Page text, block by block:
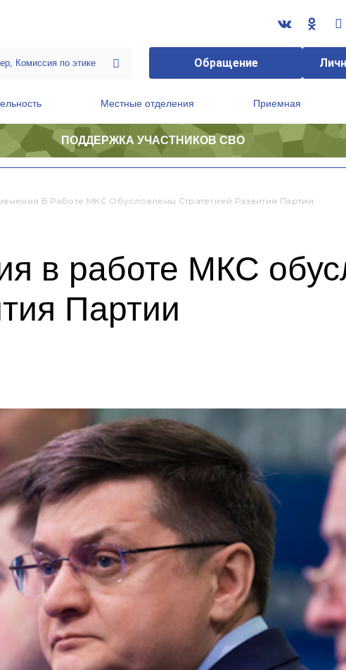
Обращение
Местные отделения Приемная
ПОДДЕРЖКА УЧАСТНИКОВ СВО
В Работе МКС Обусловлены Стратегией Развития Партии
в работе МКС
Партии